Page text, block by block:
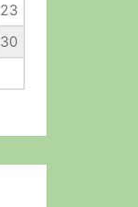
23
30